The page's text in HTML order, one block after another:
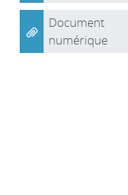
Document
numérique